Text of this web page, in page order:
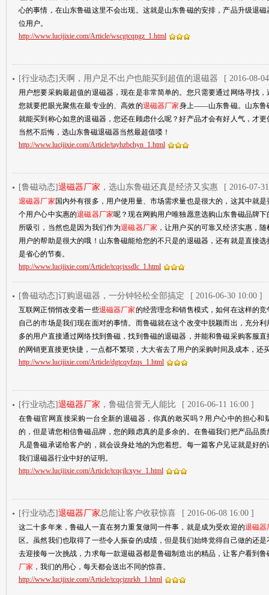
心的事情，在山东鲁磁这里不会出现。这就是山东鲁磁的安排，产品升级退
位用户。
http://www.lucijixie.com/Article/wscgtcqngz_1.html
[行业动态]天啊，用户足不出户也能买到超值的退磁器 [ 2016-08-
用户想要采购最超值的退磁器，现在是非常简单的。您只需要通过网络寻找
您就要把眼光聚焦在最专业的、高效的退磁器厂家身上——山东鲁磁。山东鲁
就能买到称心如意的退磁器，您还在顾虑什么呢？好产品才会有好人气，才
当然不后悔，选山东鲁磁退磁器当然最超值喽！
http://www.lucijixie.com/Article/tayhzbchyn_1.html
[鲁磁动态]退磁器厂家 ，选山东鲁磁还真是经济又实惠 [ 2016-07-
退磁器厂家 国内外有很多，用户使用量、市场需求量也是很大的，这其中就
个用户心中实惠的退磁器厂家呢？现在网购用户唯独愿意选购山东鲁磁品牌
所吸引，当然也是因为我们作为退磁器厂家 ，让用户买的可靠又经济实惠，
用户的帮助是很大的哦！山东鲁磁能给您的不只是的退磁器，还有就是直接
是省心的节奏。
http://www.lucijixie.com/Article/tcqcjxsdlc_1.html
[鲁磁动态]订购退磁器，一分钟轻松全部搞定 [ 2016-06-30 10:00 ]
互联网正悄悄改变着一些退磁器厂家的经营理念和销售模式，如何在这样的
自己的市场是我们现在面对的事情。而鲁磁就在这个改变中脱颖而出，充分
多的用户直接通过网络找到鲁磁，找到鲁磁的退磁器，并能和鲁磁采购客服
的网销更直接更快捷，一点都不繁琐，大大省去了用户的采购时间及成本，还
http://www.lucijixie.com/Article/dgtcqyfzqs_1.html
[行业动态]退磁器厂家 ，鲁磁信誉无人能比 [ 2016-06-11 16:00 ]
在鲁磁官网直接采购一台全新的退磁器，你真的敢买吗？用户心中的担心和
的，但是请您相信鲁磁品牌，您的顾虑真的是多余的。在鲁磁我们把产品品
凡是鲁磁承诺给客户的，就会设身处地的为您着想。每一篇客户见证就是好
我们退磁器行业中好的证明。
http://www.lucijixie.com/Article/tcqcjlcxyw_1.html
[行业动态]退磁器厂家总能让客户收获惊喜 [ 2016-06-08 16:00 ]
这二十多年来，鲁磁人一直在努力重复做同一件事，就是成为受欢迎的退磁器
区。虽然我们也取得了一些令人振奋的成绩，但是我们始终觉得自己做的还
去迎接每一次挑战，力求每一款退磁器都是鲁磁制造出的精品，让客户看到
厂家 ，我们的用心，每天都会送出不同的惊喜。
http://www.lucijixie.com/Article/tcqcjznrkh_1.html